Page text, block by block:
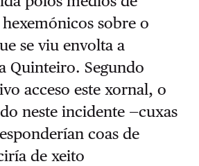
sobre o
se viu envolta a
Quinteiro. Segundo
acceso este xornal, o
neste incidente —cuxas
coas de
de xeito